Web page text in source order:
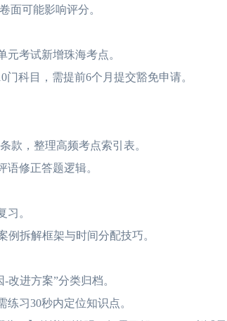
可能影响评分。
考试新增珠海考点。
科目，需提前6个月提交豁免申请。
，整理高频考点索引表。
修正答题逻辑。
。
拆解框架与时间分配技巧。
进方案”分类归档。
习30秒内定位知识点。